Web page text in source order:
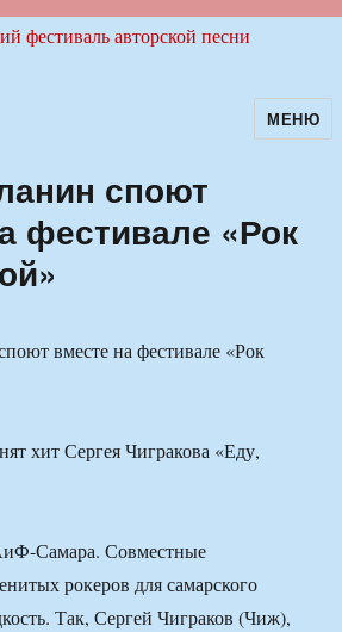
авторскойМЕНЮ
споют
фестивале «Рок
хит Сергея Чигракова «Еду,
Самара. Совместные
рокеров для самарского
Так, Сергей Чиграков (Чиж),